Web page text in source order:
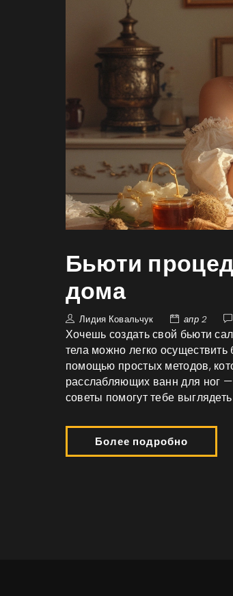
Бьюти
дома
Лидия Ковальчук апр 2
Хочешь создать свой бьюти
тела можно легко
помощью простых методов,
расслабляющих ванн для ног
советы помогут тебе
Более подробно